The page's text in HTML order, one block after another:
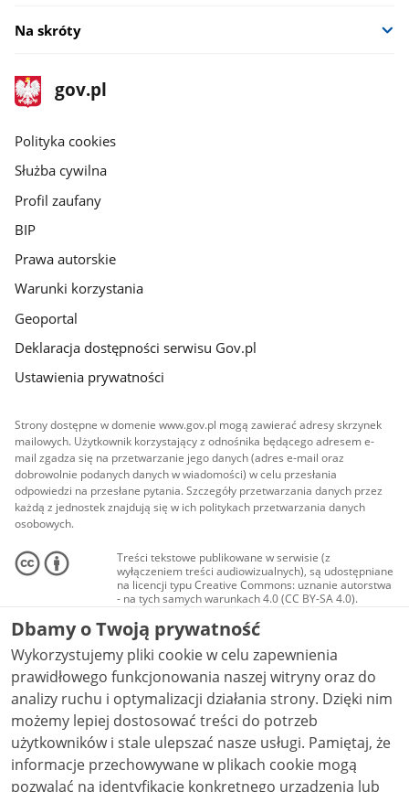
Na skróty
stopka
gov.pl
Strona
gov.pl
gov.pl
Polityka cookies
Służba cywilna
Profil zaufany
BIP
Prawa autorskie
Warunki korzystania
Geoportal
Deklaracja dostępności serwisu Gov.pl
Ustawienia prywatności
Strony dostępne w domenie www.gov.pl mogą zawierać adresy skrzynek
mailowych. Użytkownik korzystający z odnośnika będącego adresem e-
mail zgadza się na przetwarzanie jego danych (adres e-mail oraz
dobrowolnie podanych danych w wiadomości) w celu przesłania
odpowiedzi na przesłane pytania. Szczegóły przetwarzania danych przez
każdą z jednostek znajdują się w ich politykach przetwarzania danych
osobowych.
Treści tekstowe publikowane w serwisie (z
wyłączeniem treści audiowizualnych), są udostępniane
na licencji typu Creative Commons: uznanie autorstwa
- na tych samych warunkach 4.0 (CC BY-SA 4.0).
Materiały audiowizualne, w tym zdjęcia, materiały
audio i wideo, są udostępniane na licencji typu
Creative Commons: uznanie autorstwa użycie
niekomercyjne - bez utworów zależnych 4.0 (CC BY-
NC-ND 4.0), o ile nie jest to stwierdzone inaczej.
Dbamy o Twoją prywatność
Wykorzystujemy pliki cookie w celu zapewnienia
prawidłowego funkcjonowania naszej witryny oraz do
analizy ruchu i optymalizacji działania strony. Dzięki nim
możemy lepiej dostosować treści do potrzeb
użytkowników i stale ulepszać nasze usługi. Pamiętaj, że
informacje przechowywane w plikach cookie mogą
pozwalać na identyfikację konkretnego urządzenia lub